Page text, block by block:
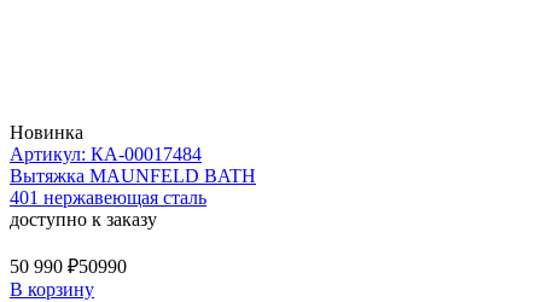
Новинка
Артикул: КА-00017484
Вытяжка MAUNFELD BATH
401 нержавеющая сталь
доступно к заказу
50 990 ₽50990
В корзину